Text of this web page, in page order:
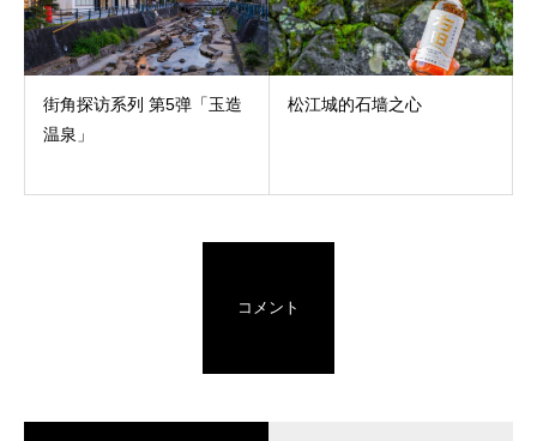
街角探访系列 第5弹「玉造
温泉」
松江城的石墙之心
コメント